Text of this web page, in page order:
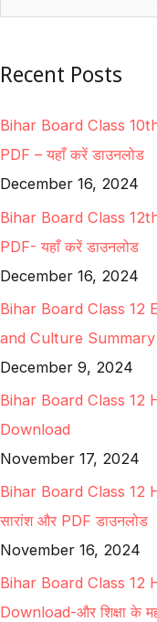
rRecent Posts
Bihar Board Class
PDF – यहाँ करें डाउनलोड
December 16, 2024
Bihar Board Class
PDF- यहाँ करें डाउनलोड
December 16, 2024
Bihar Board Class 12
and Culture
December 9, 2024
Bihar Board Class 12
Download
November 17, 2024
Bihar Board Class 12
सारांश और PDF डाउनलोड
November 16, 2024
Bihar Board Class 12
Download-और शिक्षा के